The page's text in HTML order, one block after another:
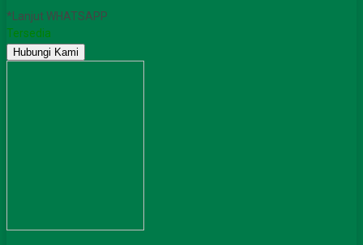
*Lanjut WHATSAPP
Tersedia
Hubungi Kami